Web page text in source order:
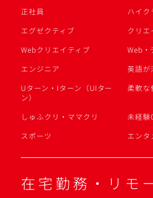
正社員
ハイク
エグゼクティブ
クリエ
Webクリエイティブ
Web・
エンジニア
英語が
Uターン・Iターン（UIター
ン）
柔軟な
しゅふクリ・ママクリ
未経験
スポーツ
エンタ
在宅勤務・リモ